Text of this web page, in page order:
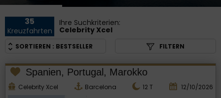
35
Kreuzfahrten
Ihre Suchkriterien:
Celebrity Xcel
SORTIEREN : BESTSELLER FILTERN
Spanien, Portugal, Marokko
Celebrity Xcel Barcelona 12 T
12/10/2026